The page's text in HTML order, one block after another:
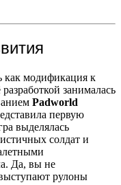
как модификация к
занималась
Padworld
первую
выделялась
солдат и
Да, вы не
рулоны